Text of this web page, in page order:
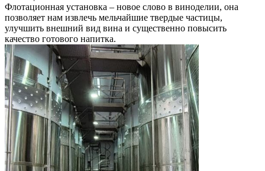
Флотационная установка – новое слово в виноделии, она
позволяет нам извлечь мельчайшие твердые частицы,
улучшить внешний вид вина и существенно повысить
качество готового напитка.